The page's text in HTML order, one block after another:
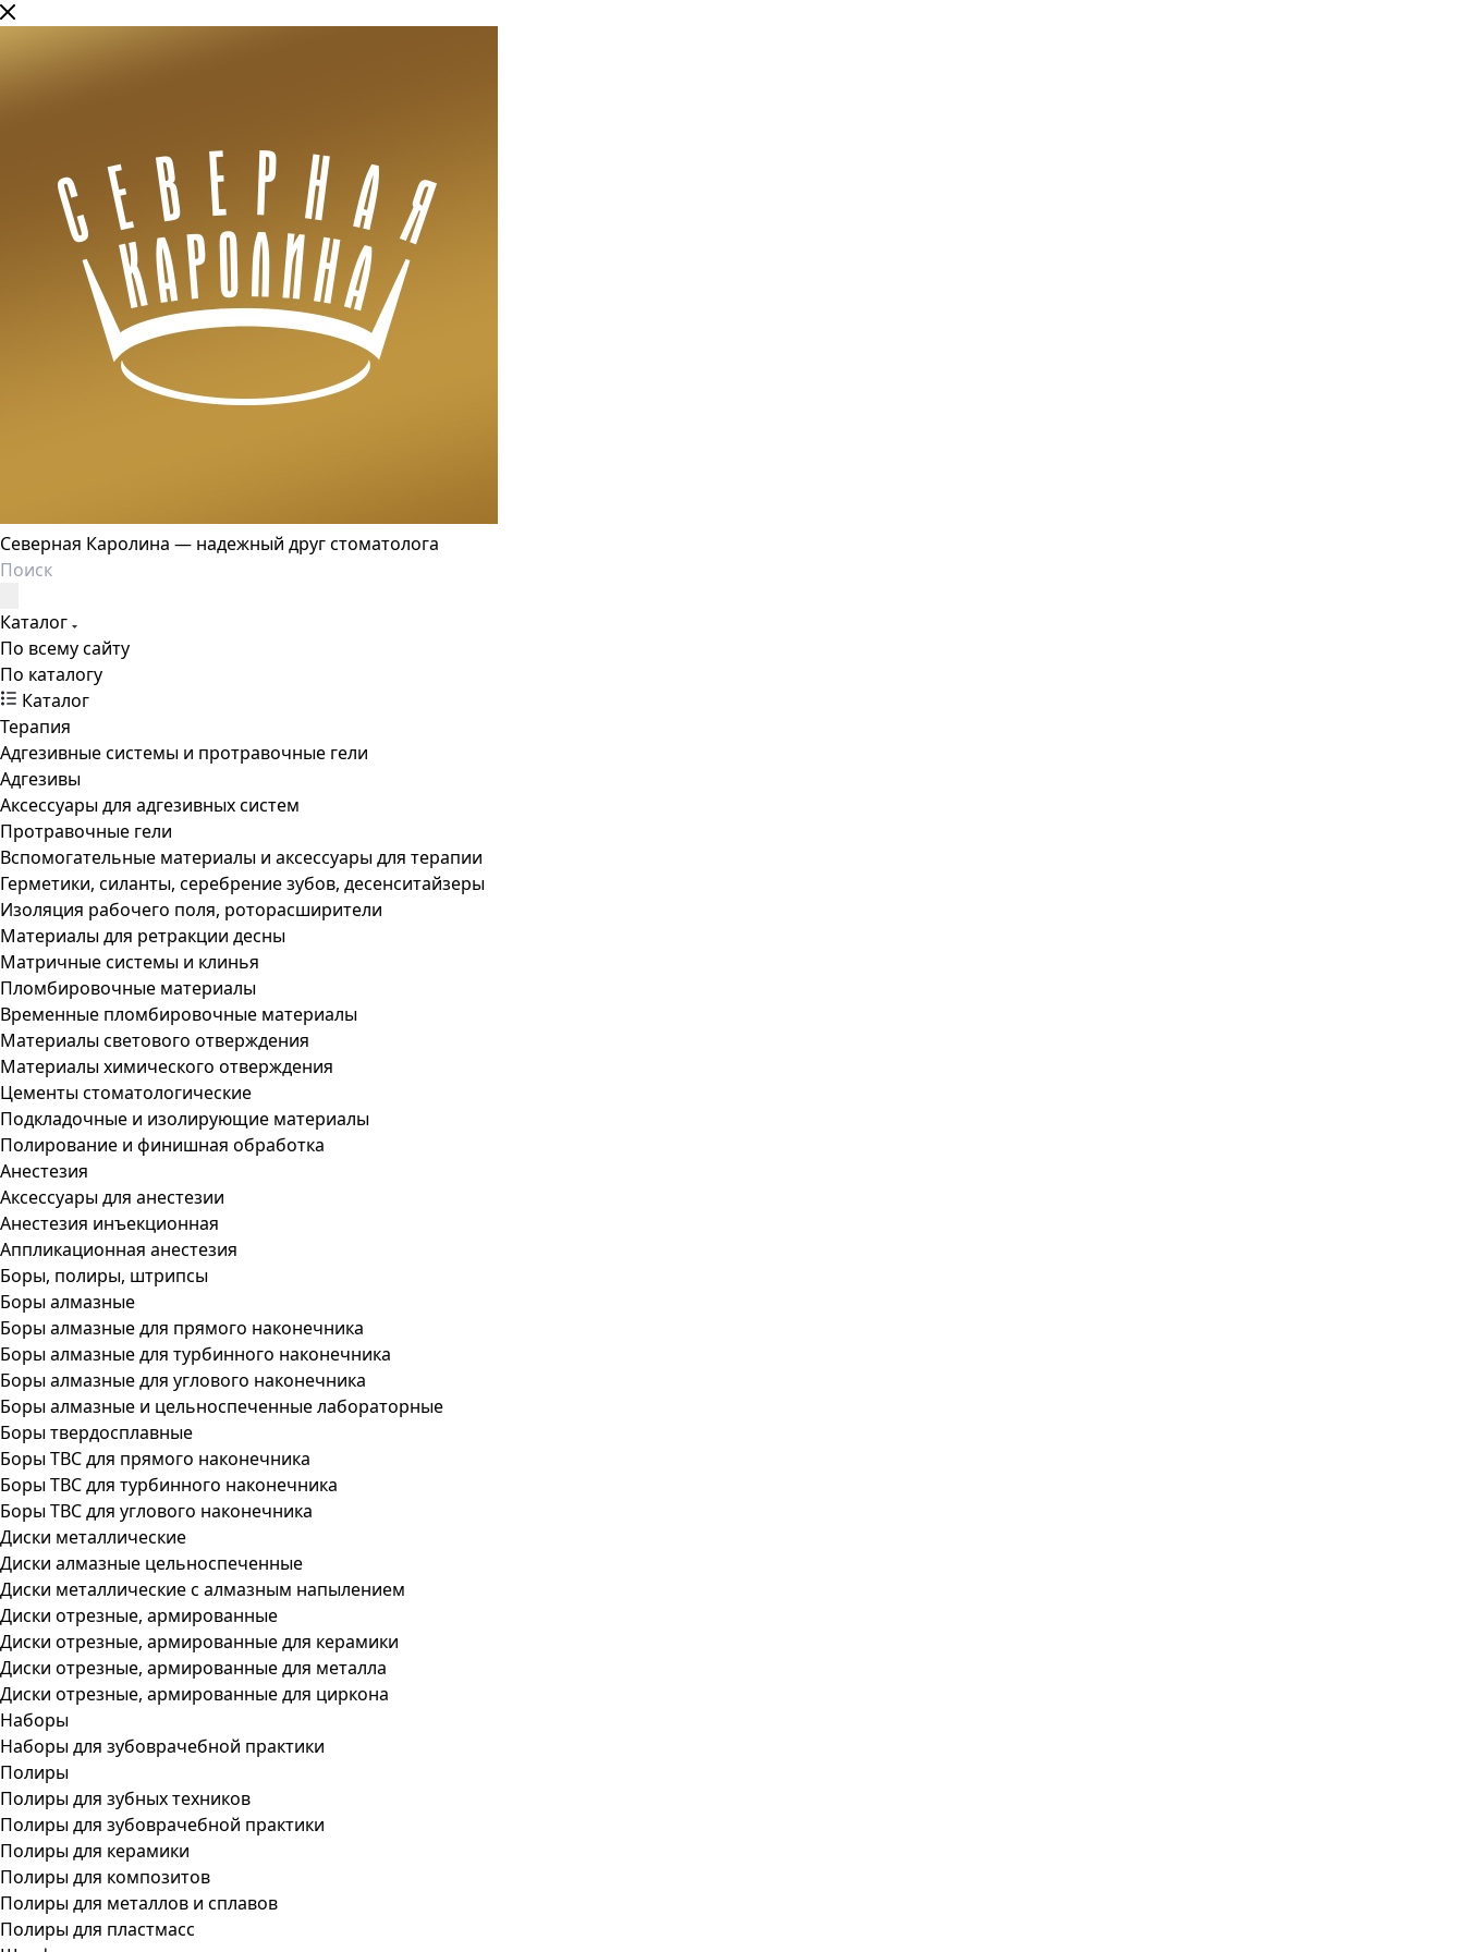
Северная Каролина — надежный друг стоматолога
Каталог
По всему сайту
По каталогу
Каталог
Терапия
Адгезивные системы и протравочные гели
Адгезивы
Аксессуары для адгезивных систем
Протравочные гели
Вспомогательные материалы и аксессуары для терапии
Герметики, силанты, серебрение зубов, десенситайзеры
Изоляция рабочего поля, роторасширители
Материалы для ретракции десны
Матричные системы и клинья
Пломбировочные материалы
Временные пломбировочные материалы
Материалы светового отверждения
Материалы химического отверждения
Цементы стоматологические
Подкладочные и изолирующие материалы
Полирование и финишная обработка
Анестезия
Аксессуары для анестезии
Анестезия инъекционная
Аппликационная анестезия
Боры, полиры, штрипсы
Боры алмазные
Боры алмазные для прямого наконечника
Боры алмазные для турбинного наконечника
Боры алмазные для углового наконечника
Боры алмазные и цельноспеченные лабораторные
Боры твердосплавные
Боры ТВС для прямого наконечника
Боры ТВС для турбинного наконечника
Боры ТВС для углового наконечника
Диски металлические
Диски алмазные цельноспеченные
Диски металлические с алмазным напылением
Диски отрезные, армированные
Диски отрезные, армированные для керамики
Диски отрезные, армированные для металла
Диски отрезные, армированные для циркона
Наборы
Наборы для зубоврачебной практики
Полиры
Полиры для зубных техников
Полиры для зубоврачебной практики
Полиры для керамики
Полиры для композитов
Полиры для металлов и сплавов
Полиры для пластмасс